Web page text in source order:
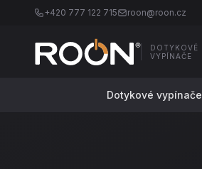
+420 777 122 715 roon@roon.cz
DOTYKOVÉ
VYPÍNAČE
Dotykové vypínače